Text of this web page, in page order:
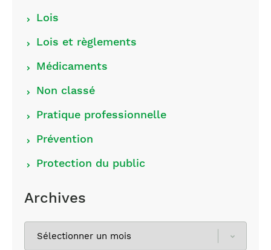
Lois
Lois et règlements
Médicaments
Non classé
Pratique professionnelle
Prévention
Protection du public
Archives